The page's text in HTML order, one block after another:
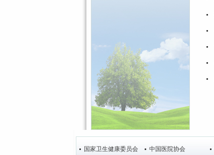
国家卫生健康委员会 中国医院协会